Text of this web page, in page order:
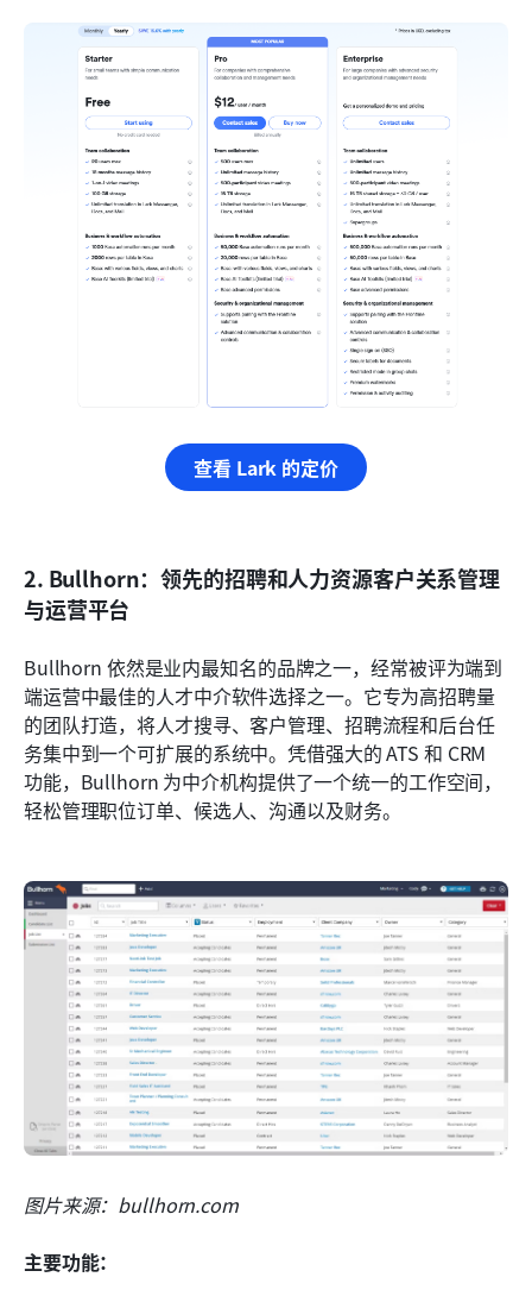
查看 Lark 的定价
2. Bullhorn：领先的招聘和人力资源客户关系管理
与运营平台
Bullhorn 依然是业内最知名的品牌之一，经常被评为端到
端运营中最佳的人才中介软件选择之一。它专为高招聘量
的团队打造，将人才搜寻、客户管理、招聘流程和后台任
务集中到一个可扩展的系统中。凭借强大的 ATS 和 CRM
功能，Bullhorn 为中介机构提供了一个统一的工作空间，
轻松管理职位订单、候选人、沟通以及财务。
图片来源：bullhorn.com
主要功能：